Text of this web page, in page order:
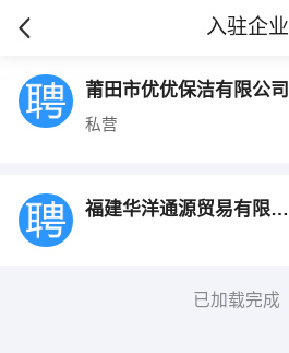
入驻企业
莆田市优优保洁有限公司
私营
福建华洋通源贸易有限公司
已加载完成